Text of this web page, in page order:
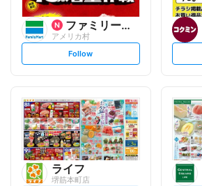
ファミリーマート
アメリカ村
s
l
o
w
Follow
ライフ
堺筋本町店